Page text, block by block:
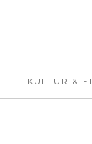
KULTUR &